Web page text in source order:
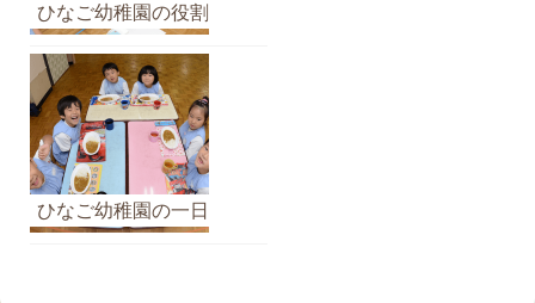
ひなご幼稚園の役割
ひなご幼稚園の一日